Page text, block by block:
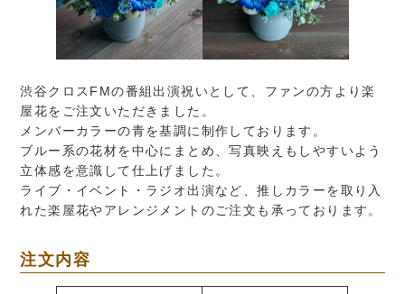
渋谷クロスFMの番組出演祝いとして、ファンの方より楽
屋花をご注文いただきました。
メンバーカラーの青を基調に制作しております。
ブルー系の花材を中心にまとめ、写真映えもしやすいよう
立体感を意識して仕上げました。
ライブ・イベント・ラジオ出演など、推しカラーを取り入
れた楽屋花やアレンジメントのご注文も承っております。
注文内容